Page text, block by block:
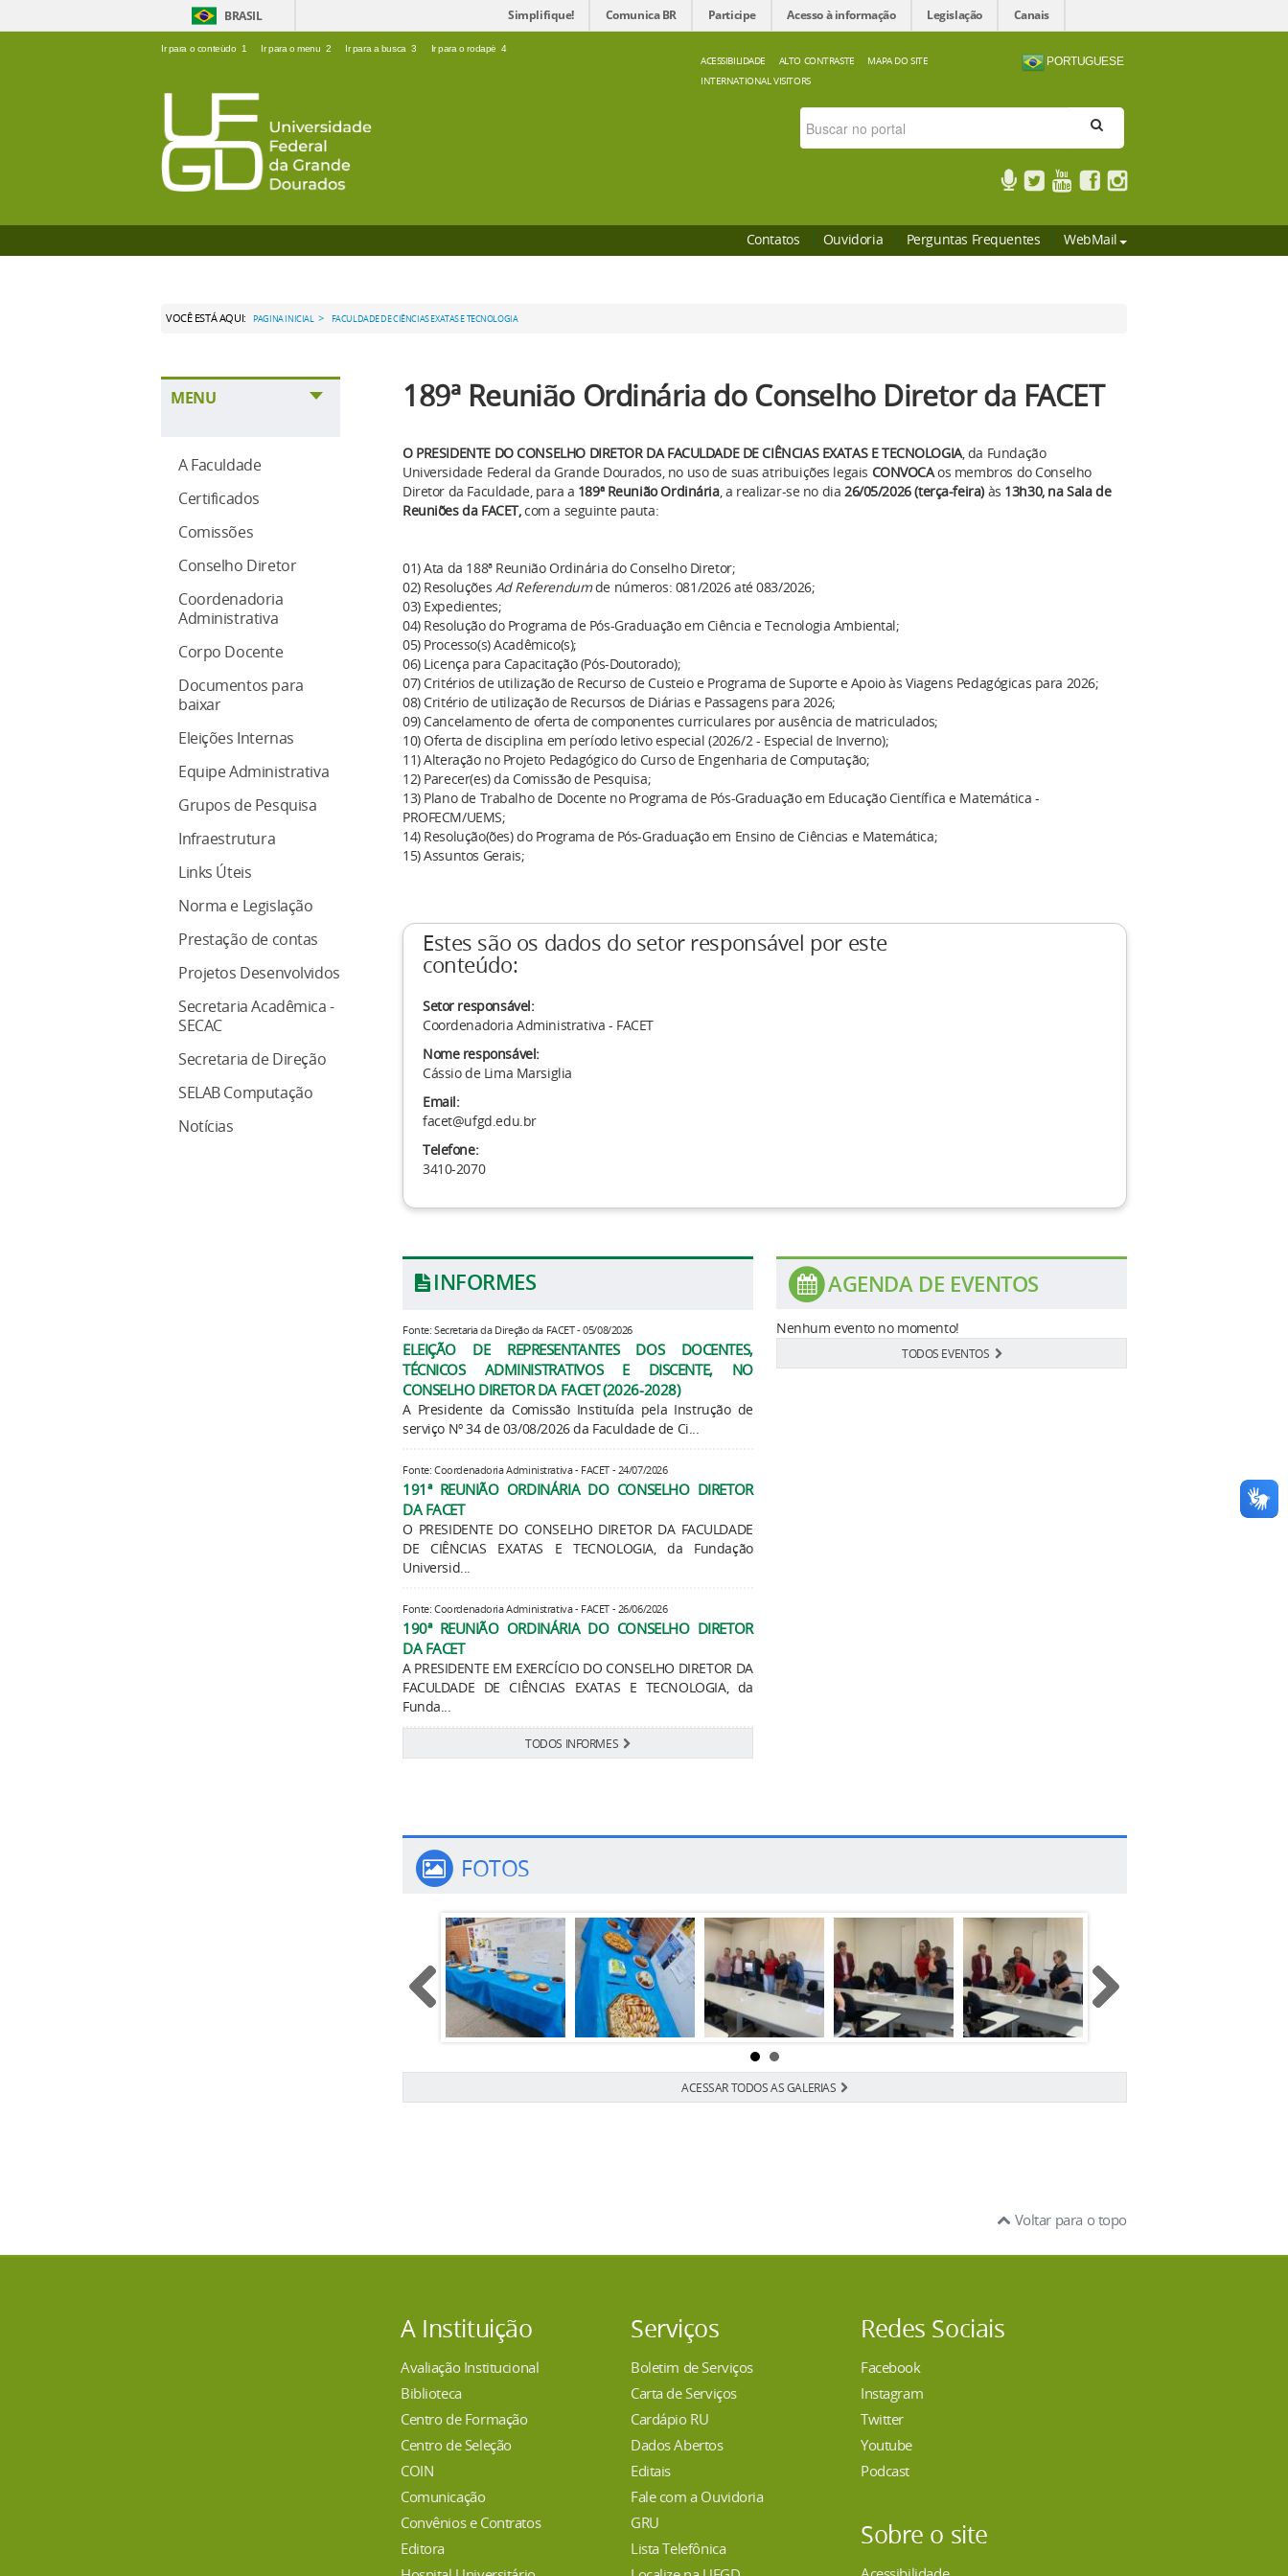
BRASIL Simplifique! Comunica BR Participe Acesso à informação Legislação Canais
Ir para o conteúdo 1 Ir para o menu 2 Ir para a busca 3 Ir para o rodapé 4
PORTUGUESE
ACESSIBILIDADE ALTO CONTRASTE
MAPA DO SITE
INTERNATIONAL VISITORS
Contatos Ouvidoria Perguntas Frequentes WebMail
VOCÊ ESTÁ AQUI: PAGINA INICIAL > FACULDADE DE CIÊNCIAS EXATAS E TECNOLOGIA
MENU
A Faculdade
Certificados
Comissões
Conselho Diretor
Coordenadoria
Administrativa
Corpo Docente
Documentos para
baixar
Eleições Internas
Equipe Administrativa
Grupos de Pesquisa
Infraestrutura
Links Úteis
Norma e Legislação
Prestação de contas
Projetos Desenvolvidos
Secretaria Acadêmica -
SECAC
Secretaria de Direção
SELAB Computação
Notícias
189ª Reunião Ordinária do Conselho Diretor da FACET
OPRESIDENTE DO CONSELHO DIRETOR DA FACULDADE DE CIÊNCIAS EXATAS E TECNOLOGIA, da Fundação
Universidade Federal da Grande Dourados, no uso de suas atribuições legais CONVOCAos membros do Conselho
Diretor da Faculdade, para a 189ª ReuniãoOrdinária, a realizar-se no dia 26/05/2026(terça-feira)às 13h30, na Sala de
Reuniões da FACET,com a seguinte pauta:
01) Ata da 188ª Reunião Ordinária do Conselho Diretor;
02) Resoluções Ad Referendumde números: 081/2026 até 083/2026;
03) Expedientes;
04) Resolução do Programa de Pós-Graduação em Ciência e Tecnologia Ambiental;
05) Processo(s) Acadêmico(s);
06) Licença para Capacitação (Pós-Doutorado);
07) Critérios de utilização de Recurso de Custeio e Programa de Suporte e Apoio às Viagens Pedagógicas para 2026;
08) Critério de utilização de Recursos de Diárias e Passagens para 2026;
09) Cancelamento de oferta de componentes curriculares por ausência de matriculados;
10) Oferta de disciplina em período letivo especial (2026/2 - Especial de Inverno);
11) Alteração no Projeto Pedagógico do Curso de Engenharia de Computação;
12) Parecer(es) da Comissão de Pesquisa;
13) Plano de Trabalho de Docente no Programa de Pós-Graduação em Educação Científica e Matemática -
PROFECM/UEMS;
14) Resolução(ões) do Programa de Pós-Graduação em Ensino de Ciências e Matemática;
15) Assuntos Gerais;
Estes são os dados do setor responsável por este
conteúdo:
Setor responsável:
Coordenadoria Administrativa - FACET
Nome responsável:
Cássio de Lima Marsiglia
Email:
facet@ufgd.edu.br
Telefone:
3410-2070
INFORMES
Fonte: Secretaria da Direção da FACET - 05/08/2026
ELEIÇÃO DE REPRESENTANTES DOS DOCENTES,
TÉCNICOS ADMINISTRATIVOS E DISCENTE, NO
CONSELHO DIRETOR DA FACET (2026-2028)
A Presidente da Comissão Instituída pela Instrução de
serviço Nº 34 de 03/08/2026 da Faculdade de Ci...
Fonte: Coordenadoria Administrativa - FACET - 24/07/2026
191ª REUNIÃO ORDINÁRIA DO CONSELHO DIRETOR
DA FACET
O PRESIDENTE DO CONSELHO DIRETOR DA FACULDADE
DE CIÊNCIAS EXATAS E TECNOLOGIA, da Fundação
Universid...
Fonte: Coordenadoria Administrativa - FACET - 26/06/2026
190ª REUNIÃO ORDINÁRIA DO CONSELHO DIRETOR
DA FACET
A PRESIDENTE EM EXERCÍCIO DO CONSELHO DIRETOR DA
FACULDADE DE CIÊNCIAS EXATAS E TECNOLOGIA, da
Funda...
TODOS INFORMES
AGENDA DE EVENTOS
Nenhum evento no momento!
TODOS EVENTOS
FOTOS
ACESSAR TODOS AS GALERIAS
Voltar para o topo
A Instituição
Avaliação Institucional
Biblioteca
Centro de Formação
Centro de Seleção
COIN
Comunicação
Convênios e Contratos
Editora
Serviços
Boletim de Serviços
Carta de Serviços
Cardápio RU
Dados Abertos
Editais
Fale com a Ouvidoria
GRU
Lista Telefônica
Redes Sociais
Facebook
Instagram
Twitter
Youtube
Podcast
Sobre o site